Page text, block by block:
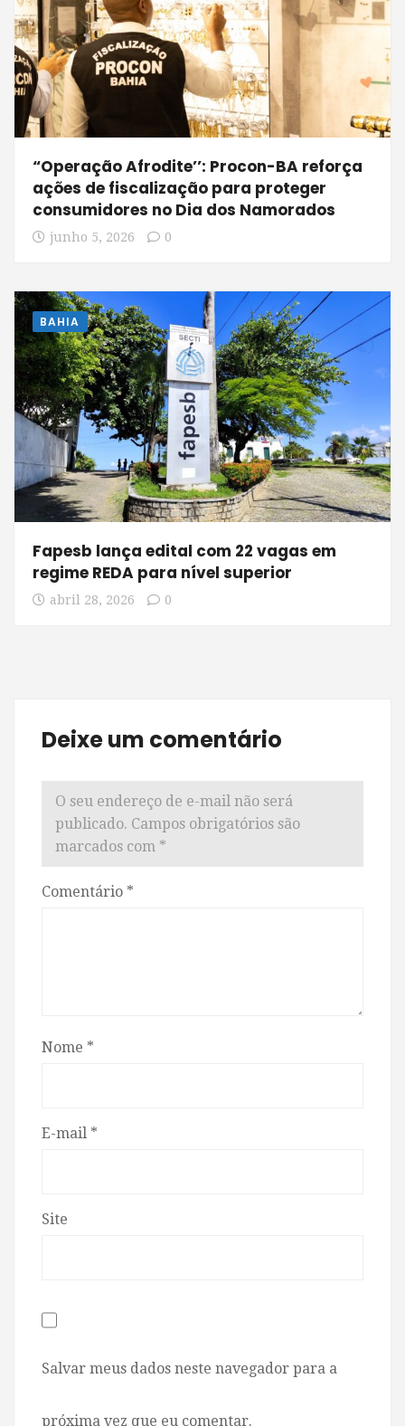
“Operação Afrodite’’: Procon-BA reforça
ações de fiscalização para proteger
consumidores no Dia dos Namorados
junho 5, 2026 0
BAHIA
Fapesb lança edital com 22 vagas em
regime REDA para nível superior
abril 28, 2026 0
Deixe um comentário
O seu endereço de e-mail não será
publicado. Campos obrigatórios são
marcados com *
Comentário *
Nome *
E-mail *
Site
Salvar meus dados neste navegador para a
próxima vez que eu comentar.